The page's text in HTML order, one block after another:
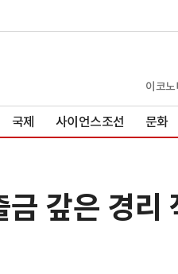
이코
국제 사이언스조선 문화
갚은 경리